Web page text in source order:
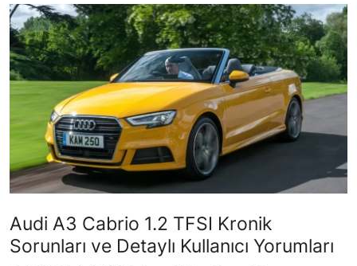
İkinci El & Alım-Satım
Bakım & Arıza Çözümleri
Elektrikli & Hibrit
Kiralama & Filo
Sürüş & Güvenlik
Lastik & Jant
Yağlar & Sıvılar
LPG & Yakıt
Audi A3 Cabrio 1.2 TFSI Kronik
Sorunları ve Detaylı Kullanıcı Yorumları